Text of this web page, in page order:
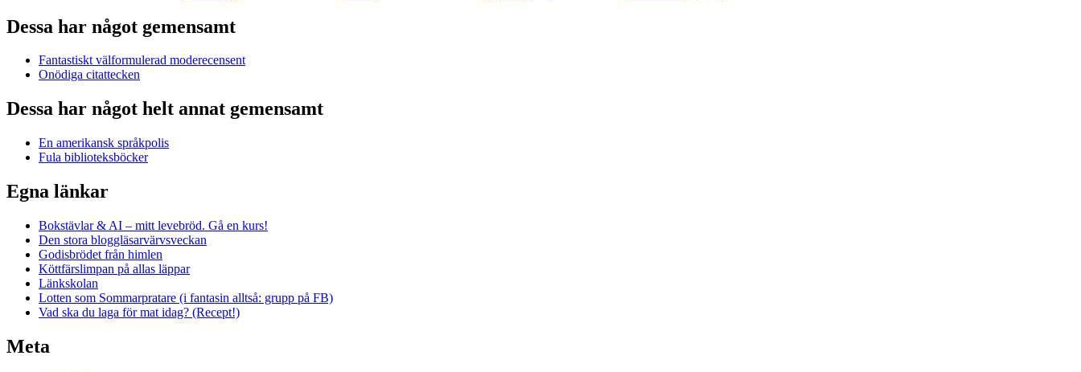
Dessa har något gemensamt
Fantastiskt välformulerad moderecensent
Onödiga citattecken
Dessa har något helt annat gemensamt
En amerikansk språkpolis
Fula biblioteksböcker
Egna länkar
Bokstävlar & AI – mitt levebröd. Gå en kurs!
Den stora bloggläsarvärvsveckan
Godisbrödet från himlen
Köttfärslimpan på allas läppar
Länkskolan
Lotten som Sommarpratare (i fantasin alltså: grupp på FB)
Vad ska du laga för mat idag? (Recept!)
Meta